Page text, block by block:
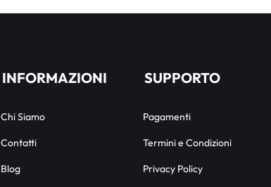
INFORMAZIONI
Chi Siamo
Contatti
Blog
SUPPORTO
Pagamenti
Termini e Condizioni
Privacy Policy